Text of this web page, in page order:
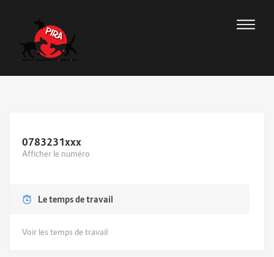
0783231xxx
Afficher le numéro
Le temps de travail
Voir les temps de travail